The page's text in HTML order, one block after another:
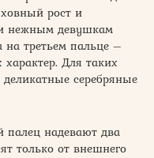
рост и
нежным девушкам
на третьем пальце –
Для таких
серебряные
палец надевают два
только от внешнего